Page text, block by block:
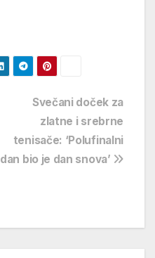
Svečani doček za
zlatne i srebrne
tenisače: ‘Polufinalni
dan bio je dan snova’